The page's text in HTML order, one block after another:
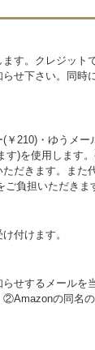
す。クレジッ
せ下さい。同
210)・ゆうメ
)を使用します
だきます。ま
負担いただきま
付けます。
せするメール
の同名